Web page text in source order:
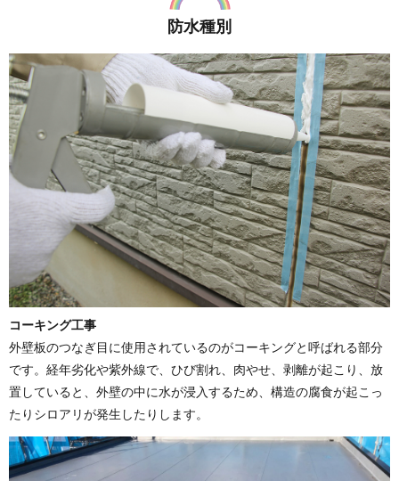
防水種別
コーキング工事
外壁板のつなぎ目に使用されているのがコーキングと呼ばれる部分
です。経年劣化や紫外線で、ひび割れ、肉やせ、剥離が起こり、放
置していると、外壁の中に水が浸入するため、構造の腐食が起こっ
たりシロアリが発生したりします。